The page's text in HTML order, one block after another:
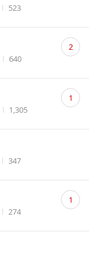
조회수
523
조회수
640
댓
글 2
조회수
1,305
댓
글 1
조회수
347
조회수
274
댓
글 1